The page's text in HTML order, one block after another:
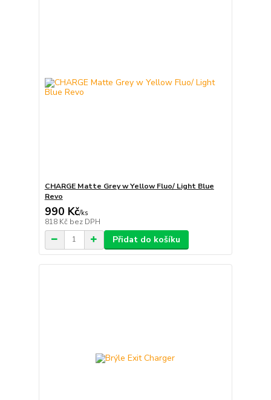
CHARGE Matte Grey w Yellow Fluo/ Light Blue
Revo
990 Kč/ks
818 Kč bez DPH
Přidat do košíku